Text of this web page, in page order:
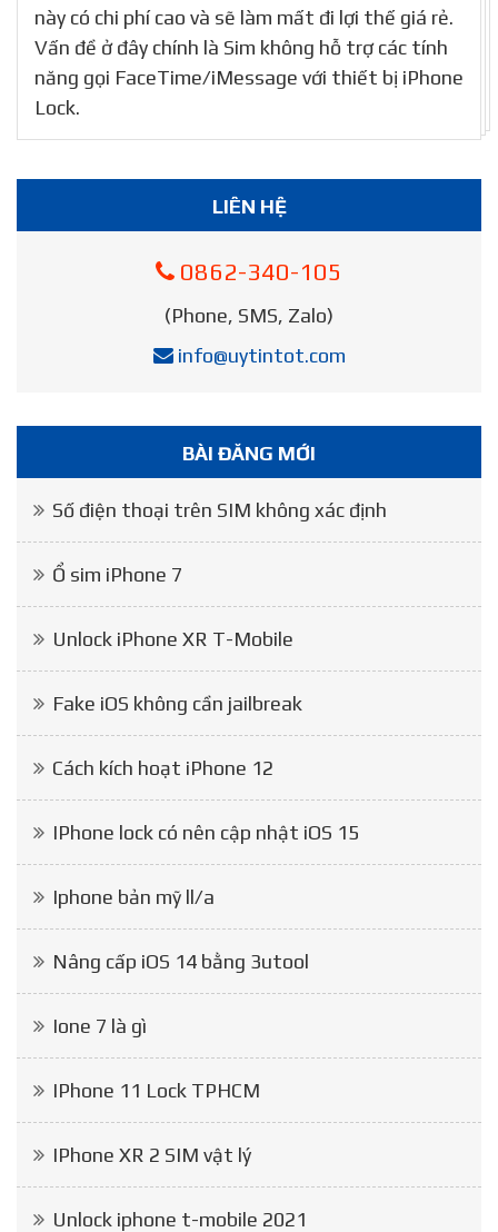
này có chi phí cao và sẽ làm mất đi lợi thế giá rẻ.
Vấn đề ở đây chính là Sim không hỗ trợ các tính
năng gọi FaceTime/iMessage với thiết bị iPhone
Lock.
LIÊN HỆ
0862-340-105
(Phone, SMS, Zalo)
info@uytintot.com
BÀI ĐĂNG MỚI
Số điện thoại trên SIM không xác định
Ổ sim iPhone 7
Unlock iPhone XR T-Mobile
Fake iOS không cần jailbreak
Cách kích hoạt iPhone 12
IPhone lock có nên cập nhật iOS 15
Iphone bản mỹ ll/a
Nâng cấp iOS 14 bằng 3utool
Ione 7 là gì
IPhone 11 Lock TPHCM
IPhone XR 2 SIM vật lý
Unlock iphone t-mobile 2021